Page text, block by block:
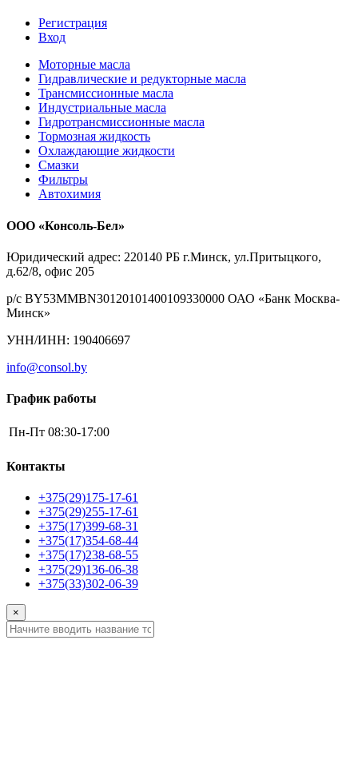
Регистрация
Вход
Моторные масла
Гидравлические и редукторные масла
Трансмиссионные масла
Индустриальные масла
Гидротрансмиссионные масла
Тормозная жидкость
Охлаждающие жидкости
Смазки
Фильтры
Автохимия
ООО «Консоль-Бел»
Юридический адрес: 220140 РБ г.Минск, ул.Притыцкого,
д.62/8, офис 205
р/с BY53MMBN30120101400109330000 ОАО «Банк Москва-
Минск»
УНН/ИНН: 190406697
info@consol.by
График работы
Пн-Пт 08:30-17:00
Контакты
+375(29)175-17-61
+375(29)255-17-61
+375(17)399-68-31
+375(17)354-68-44
+375(17)238-68-55
+375(29)136-06-38
+375(33)302-06-39
×